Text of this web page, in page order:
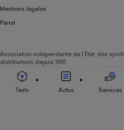
Mentions légales
Panel
Association indépendante de l’État, des
distributeurs depuis 1951.
Tests Actus Services